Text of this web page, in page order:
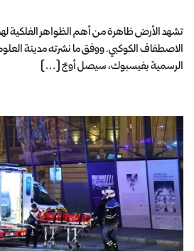
تشهد الأرض ظاهرة من أهم الظواهر الفلكية
الاصطفاف الكوكبي. ووفق ما نشرته مدينة
الرسمية بفيسبوك، سيصل أوجّ […]